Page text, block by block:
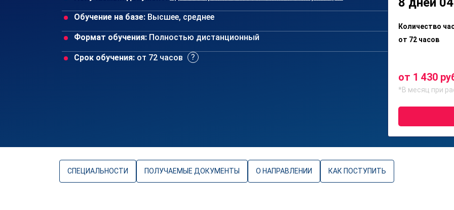
Обучение на базе: Высшее, среднее
Формат обучения: Полностью дистанционный
Срок обучения: от 72 часов
Количество
от 72 часов
от 1 430
*В месяц при
СПЕЦИАЛЬНОСТИ ПОЛУЧАЕМЫЕ ДОКУМЕНТЫ О НАПРАВЛЕНИИ КАК ПОСТУПИТЬ